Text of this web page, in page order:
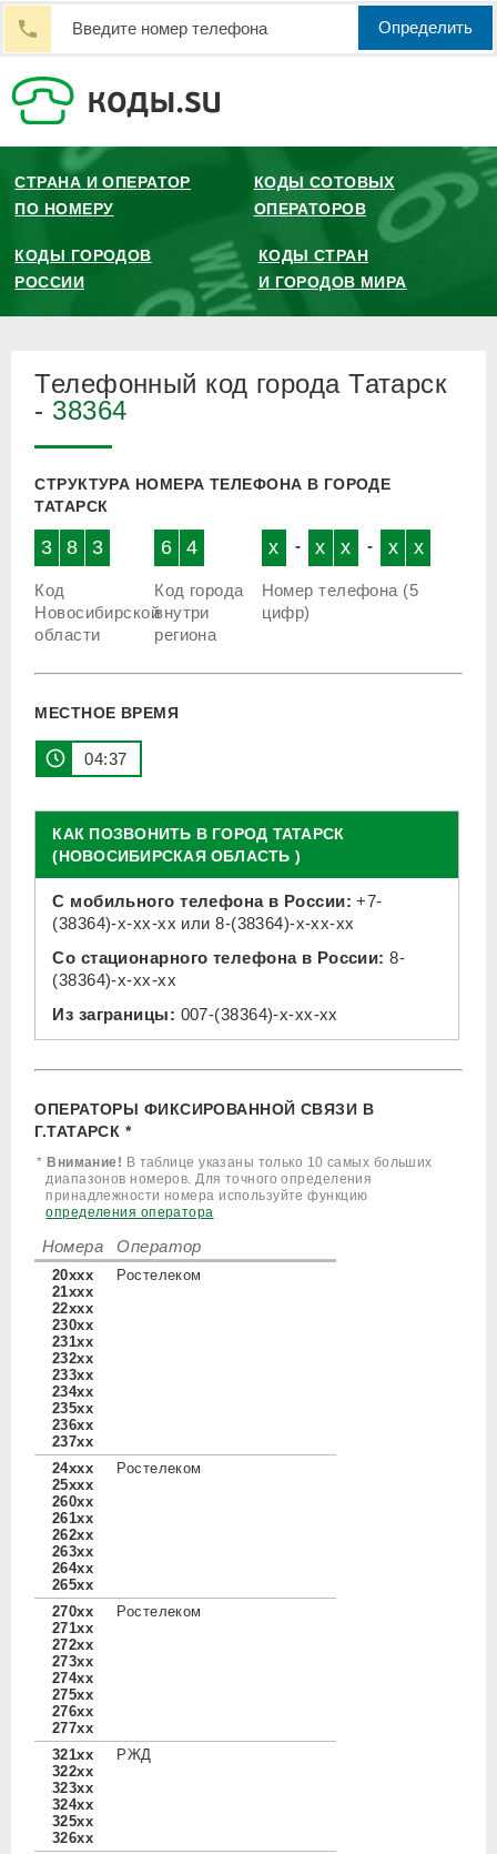
Определить
СТРАНА И ОПЕРАТОР
ПО НОМЕРУ
КОДЫ СОТОВЫХ
ОПЕРАТОРОВ
КОДЫ ГОРОДОВ
РОССИИ
КОДЫ СТРАН
И ГОРОДОВ МИРА
Телефонный код города Татарск
- 38364
СТРУКТУРА НОМЕРА ТЕЛЕФОНА В ГОРОДЕ
ТАТАРСК
3 8 3
Код
Новосибирской
области
6 4
Код города
внутри
региона
x - x x - x x
Номер телефона (5
цифр)
МЕСТНОЕ ВРЕМЯ
04:37
КАК ПОЗВОНИТЬ В ГОРОД ТАТАРСК
(НОВОСИБИРСКАЯ ОБЛАСТЬ )
С мобильного телефона в России: +7-
(38364)-x-xx-xx или8-(38364)-x-xx-xx
Со стационарного телефона в России: 8-
(38364)-x-xx-xx
Из заграницы: 007-(38364)-x-xx-xx
ОПЕРАТОРЫ ФИКСИРОВАННОЙ СВЯЗИ В
Г.ТАТАРСК *
* Внимание! В таблице указаны только 10 самых больших
диапазонов номеров. Для точного определения
принадлежности номера используйте функцию
определения оператора
Номера Оператор
20xxx
21xxx
22xxx
230xx
231xx
232xx
233xx
234xx
235xx
236xx
237xx
Ростелеком
24xxx
25xxx
260xx
261xx
262xx
263xx
264xx
265xx
Ростелеком
270xx
271xx
272xx
273xx
274xx
275xx
276xx
277xx
Ростелеком
321xx
322xx
323xx
324xx
325xx
326xx
РЖД